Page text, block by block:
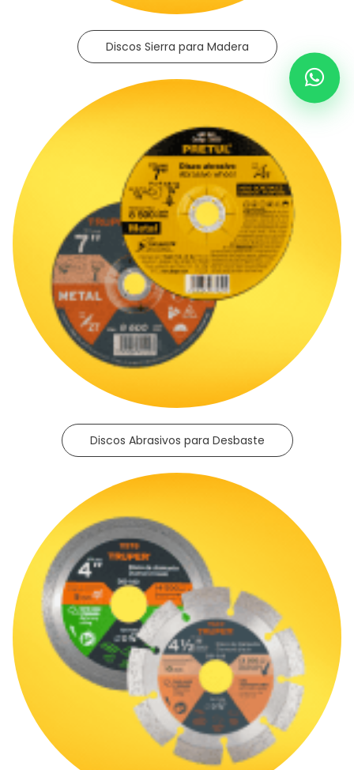
Discos Sierra para Madera
Discos Abrasivos para Desbaste